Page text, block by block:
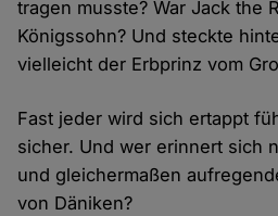
tragen musste? War Jack the
Königssohn? Und steckte
vielleicht der Erbprinz vom
Fast jeder wird sich ertappt
sicher. Und wer erinnert sich
und gleichermaßen
von Däniken?